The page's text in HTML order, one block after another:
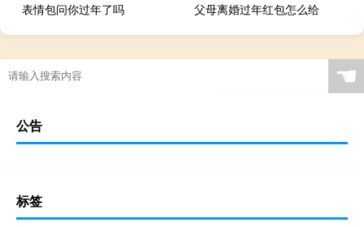
表情包问你过年了吗
父母离婚过年红包怎么给
☚
公告
标签